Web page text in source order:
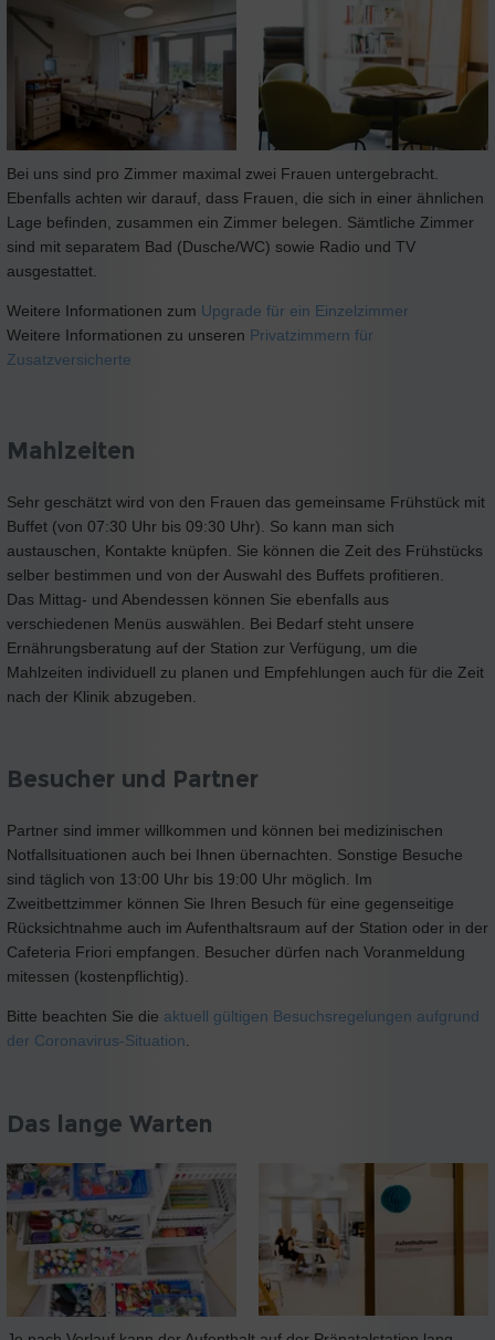
Bei uns sind pro Zimmer maximal zwei Frauen untergebracht.
Ebenfalls achten wir darauf, dass Frauen, die sich in einer ähnlichen
Lage befinden, zusammen ein Zimmer belegen. Sämtliche Zimmer
sind mit separatem Bad (Dusche/WC) sowie Radio und TV
ausgestattet.
Weitere Informationen zum Upgrade für ein Einzelzimmer
Weitere Informationen zu unseren Privatzimmern für
Zusatzversicherte
Mahlzeiten
Sehr geschätzt wird von den Frauen das gemeinsame Frühstück mit
Buffet (von 07:30 Uhr bis 09:30 Uhr). So kann man sich
austauschen, Kontakte knüpfen. Sie können die Zeit des Frühstücks
selber bestimmen und von der Auswahl des Buffets profitieren.
Das Mittag- und Abendessen können Sie ebenfalls aus
verschiedenen Menüs auswählen. Bei Bedarf steht unsere
Ernährungsberatung auf der Station zur Verfügung, um die
Mahlzeiten individuell zu planen und Empfehlungen auch für die Zeit
nach der Klinik abzugeben.
Besucher und Partner
Partner sind immer willkommen und können bei medizinischen
Notfallsituationen auch bei Ihnen übernachten. Sonstige Besuche
sind täglich von 13:00 Uhr bis 19:00 Uhr möglich. Im
Zweitbettzimmer können Sie Ihren Besuch für eine gegenseitige
Rücksichtnahme auch im Aufenthaltsraum auf der Station oder in der
Cafeteria Friori empfangen. Besucher dürfen nach Voranmeldung
mitessen (kostenpflichtig).
Bitte beachten Sie die aktuell gültigen Besuchsregelungen aufgrund
der Coronavirus-Situation.
Das lange Warten